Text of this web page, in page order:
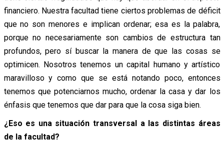
financiero. Nuestra facultad tiene ciertos problemas de déficit
que no son menores e implican ordenar; esa es la palabra,
porque no necesariamente son cambios de estructura tan
profundos, pero sí buscar la manera de que las cosas se
optimicen. Nosotros tenemos un capital humano y artístico
maravilloso y como que se está notando poco, entonces
tenemos que potenciarnos mucho, ordenar la casa y dar los
énfasis que tenemos que dar para que la cosa siga bien.
¿Eso es una situación transversal a las distintas áreas
de la facultad?